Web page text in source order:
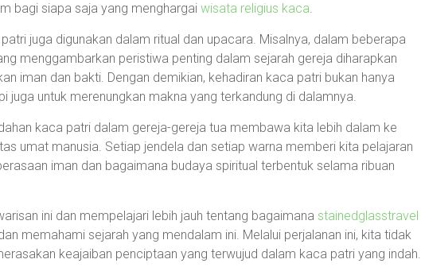
bagi siapa saja yang menghargai wisata religius kaca.
juga digunakan dalam ritual dan upacara. Misalnya, dalam beberapa
menggambarkan peristiwa penting dalam sejarah gereja diharapkan
iman dan bakti. Dengan demikian, kehadiran kaca patri bukan hanya
juga untuk merenungkan makna yang terkandung di dalamnya.
kaca patri dalam gereja-gereja tua membawa kita lebih dalam ke
umat manusia. Setiap jendela dan setiap warna memberi kita pelajaran
iman dan bagaimana budaya spiritual terbentuk selama ribuan
ini dan mempelajari lebih jauh tentang bagaimana stainedglasstravel
memahami sejarah yang mendalam ini. Melalui perjalanan ini, kita tidak
keajaiban penciptaan yang terwujud dalam kaca patri yang indah.